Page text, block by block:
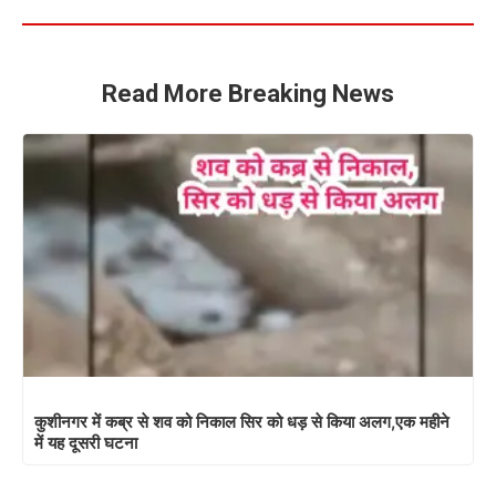
Read More Breaking News
कुशीनगर में कब्र से शव को निकाल सिर को धड़ से किया अलग,एक महीने
में यह दूसरी घटना